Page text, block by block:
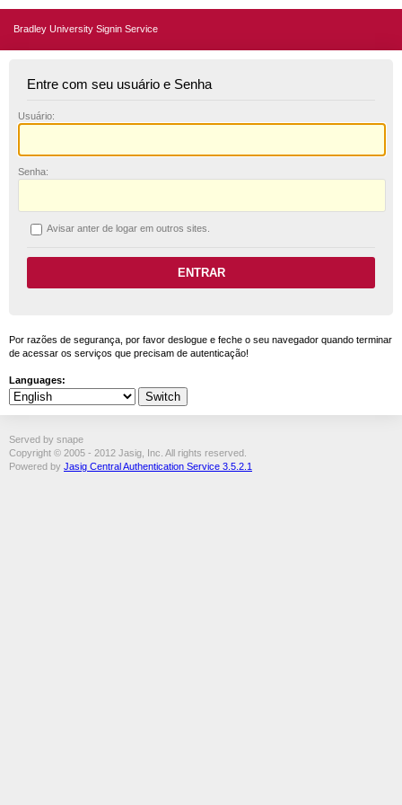
Bradley University Signin Service
Entre com seu usuário e Senha
Usuário:
Senha:
Avisar anter de logar em outros sites.
Por razões de segurança, por favor deslogue e feche o seu navegador quando terminar
de acessar os serviços que precisam de autenticação!
Languages:
Served by snape
Copyright © 2005 - 2012 Jasig, Inc. All rights reserved.
Powered by Jasig Central Authentication Service 3.5.2.1